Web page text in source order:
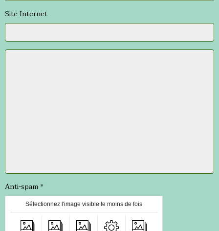
Site Internet
Anti-spam
Sélectionnez l'image visible le moins de fois